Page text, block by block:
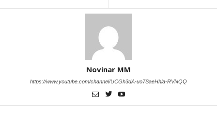
Novinar MM
https://www.youtube.com/channel/UCGh3dA-uo7SaeHhla-RVNQQ